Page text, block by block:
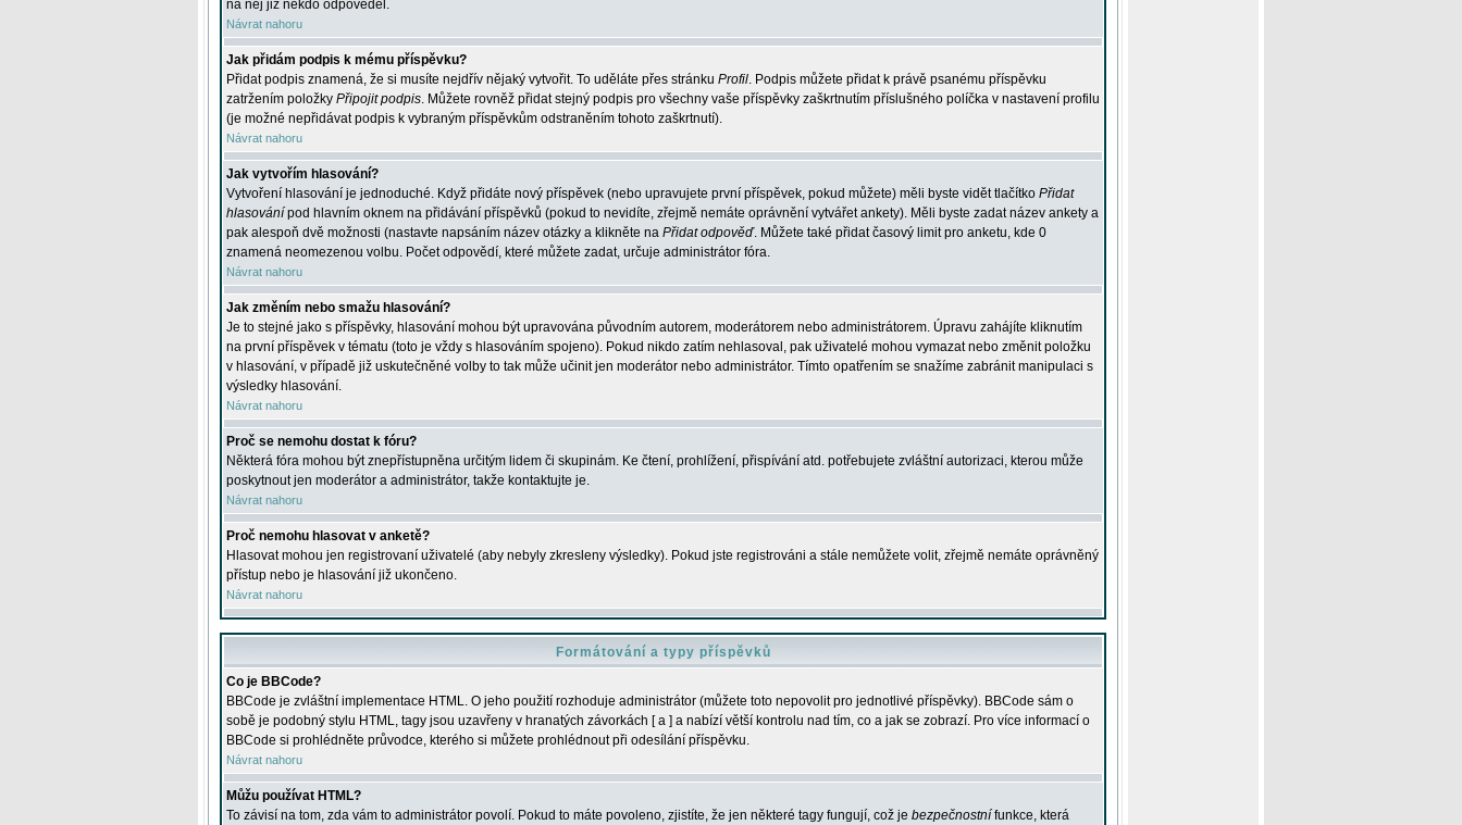
na něj již někdo odpověděl.
Návrat nahoru
Jak přidám podpis k mému příspěvku?
Přidat podpis znamená, že si musíte nejdřív nějaký vytvořit. To uděláte přes stránku Profil. Podpis můžete přidat k právě psanému příspěvku
zatržením položky Připojit podpis. Můžete rovněž přidat stejný podpis pro všechny vaše příspěvky zaškrtnutím příslušného políčka v nastavení profilu
(je možné nepřidávat podpis k vybraným příspěvkům odstraněním tohoto zaškrtnutí).
Návrat nahoru
Jak vytvořím hlasování?
Vytvoření hlasování je jednoduché. Když přidáte nový příspěvek (nebo upravujete první příspěvek, pokud můžete) měli byste vidět tlačítko Přidat
hlasování pod hlavním oknem na přidávání příspěvků (pokud to nevidíte, zřejmě nemáte oprávnění vytvářet ankety). Měli byste zadat název ankety a
pak alespoň dvě možnosti (nastavte napsáním název otázky a klikněte na Přidat odpověď. Můžete také přidat časový limit pro anketu, kde 0
znamená neomezenou volbu. Počet odpovědí, které můžete zadat, určuje administrátor fóra.
Návrat nahoru
Jak změním nebo smažu hlasování?
Je to stejné jako s příspěvky, hlasování mohou být upravována původním autorem, moderátorem nebo administrátorem. Úpravu zahájíte kliknutím
na první příspěvek v tématu (toto je vždy s hlasováním spojeno). Pokud nikdo zatím nehlasoval, pak uživatelé mohou vymazat nebo změnit položku
v hlasování, v případě již uskutečněné volby to tak může učinit jen moderátor nebo administrátor. Tímto opatřením se snažíme zabránit manipulaci s
výsledky hlasování.
Návrat nahoru
Proč se nemohu dostat k fóru?
Některá fóra mohou být znepřístupněna určitým lidem či skupinám. Ke čtení, prohlížení, přispívání atd. potřebujete zvláštní autorizaci, kterou může
poskytnout jen moderátor a administrátor, takže kontaktujte je.
Návrat nahoru
Proč nemohu hlasovat v anketě?
Hlasovat mohou jen registrovaní uživatelé (aby nebyly zkresleny výsledky). Pokud jste registrováni a stále nemůžete volit, zřejmě nemáte oprávněný
přístup nebo je hlasování již ukončeno.
Návrat nahoru
Formátování a typy příspěvků
Co je BBCode?
BBCode je zvláštní implementace HTML. O jeho použití rozhoduje administrátor (můžete toto nepovolit pro jednotlivé příspěvky). BBCode sám o
sobě je podobný stylu HTML, tagy jsou uzavřeny v hranatých závorkách [ a ] a nabízí větší kontrolu nad tím, co a jak se zobrazí. Pro více informací o
BBCode si prohlédněte průvodce, kterého si můžete prohlédnout při odesílání příspěvku.
Návrat nahoru
Můžu používat HTML?
To závisí na tom, zda vám to administrátor povolí. Pokud to máte povoleno, zjistíte, že jen některé tagy fungují, což je bezpečnostní funkce, která